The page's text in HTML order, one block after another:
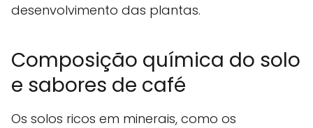
desenvolvimento das plantas.
Composição química do solo
e sabores de café
Os solos ricos em minerais, como os